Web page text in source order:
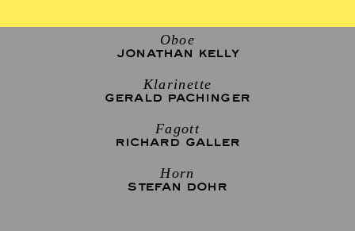
Oboe
JONATHAN KELLY
Klarinette
GERALD PACHINGER
Fagott
RICHARD GALLER
Horn
STEFAN DOHR